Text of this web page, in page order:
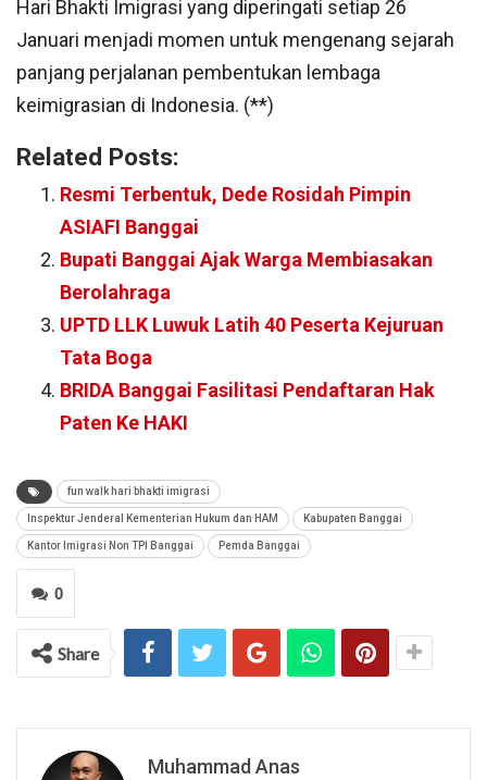
Hari Bhakti Imigrasi yang diperingati setiap 26
Januari menjadi momen untuk mengenang sejarah
panjang perjalanan pembentukan lembaga
keimigrasian di Indonesia. (**)
Related Posts:
Resmi Terbentuk, Dede Rosidah Pimpin
ASIAFI Banggai
Bupati Banggai Ajak Warga Membiasakan
Berolahraga
UPTD LLK Luwuk Latih 40 Peserta Kejuruan
Tata Boga
BRIDA Banggai Fasilitasi Pendaftaran Hak
Paten Ke HAKI
fun walk hari bhakti imigrasi
Inspektur Jenderal Kementerian Hukum dan HAM Kabupaten Banggai
Kantor Imigrasi Non TPI Banggai Pemda Banggai
0
Share
Muhammad Anas